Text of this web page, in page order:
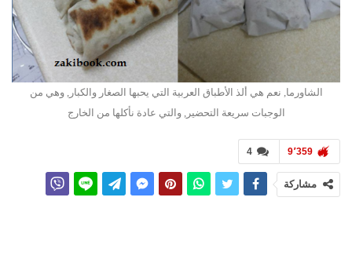
الشاورما, نعم هي ألذ الأطباق العربية التي يحبها الصغار والكبار, وهي من
الوجبات سريعة التحضير, والتي عادة نأكلها من الخارج
4 9٬359
مشاركة